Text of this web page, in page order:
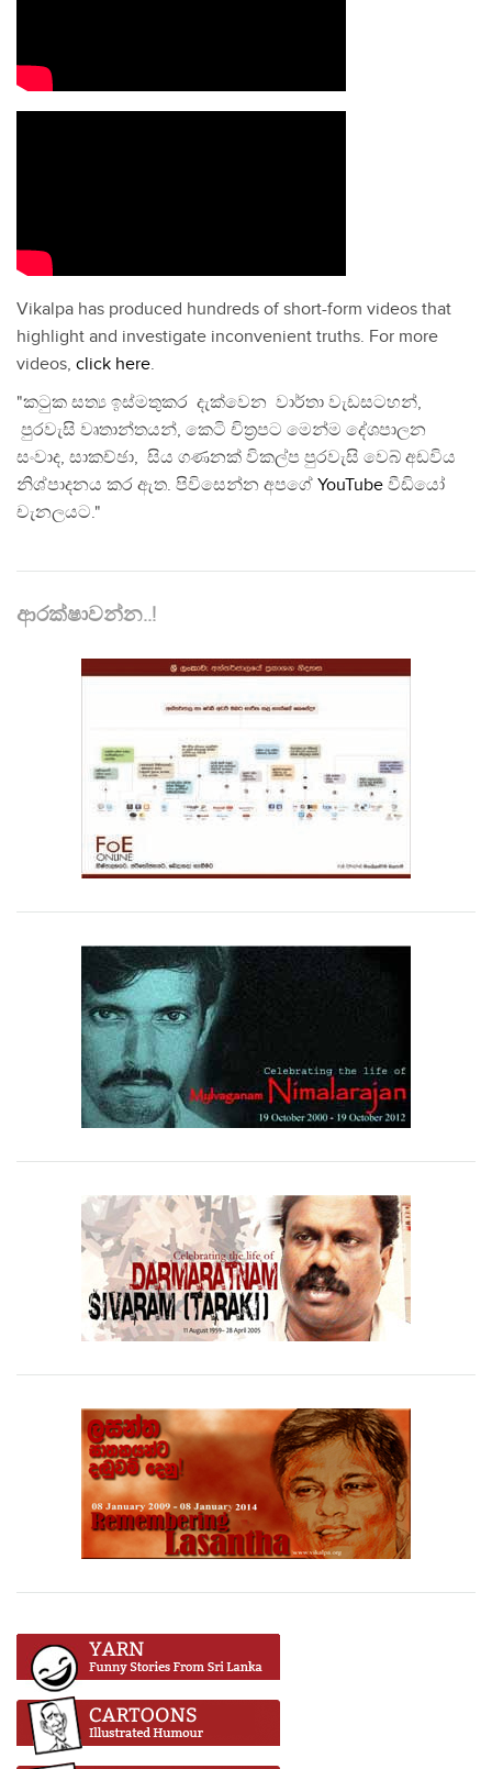
Vikalpa has produced hundreds of short-form videos that
highlight and investigate inconvenient truths. For more
videos, click here.
"කටුක සත්‍ය ඉස්මතුකර දැක්වෙන වාර්තා වැඩසටහන්,
පුරවැසි වෘතාන්තයන්, කෙටි චිත්‍රපට මෙන්ම දේශපාලන
සංවාද, සාකච්ඡා, සිය ගණනක් විකල්ප පුරවැසි වෙබ් අඩවිය
නිශ්පාදනය කර ඇත. පිවිසෙන්න අපගේ YouTube වීඩියෝ
චැනලයට."
ආරක්ෂාවන්න..!